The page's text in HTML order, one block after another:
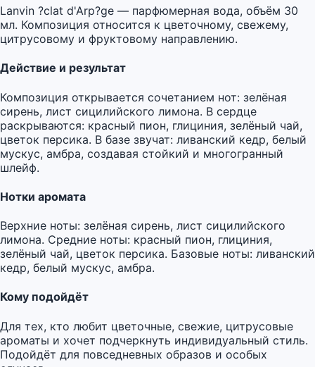
Lanvin ?clat d'Arp?ge — парфюмерная вода, объём 30
мл. Композиция относится к цветочному, свежему,
цитрусовому и фруктовому направлению.
Действие и результат
Композиция открывается сочетанием нот: зелёная
сирень, лист сицилийского лимона. В сердце
раскрываются: красный пион, глициния, зелёный чай,
цветок персика. В базе звучат: ливанский кедр, белый
мускус, амбра, создавая стойкий и многогранный
шлейф.
Нотки аромата
Верхние ноты: зелёная сирень, лист сицилийского
лимона. Средние ноты: красный пион, глициния,
зелёный чай, цветок персика. Базовые ноты: ливанский
кедр, белый мускус, амбра.
Кому подойдёт
Для тех, кто любит цветочные, свежие, цитрусовые
ароматы и хочет подчеркнуть индивидуальный стиль.
Подойдёт для повседневных образов и особых